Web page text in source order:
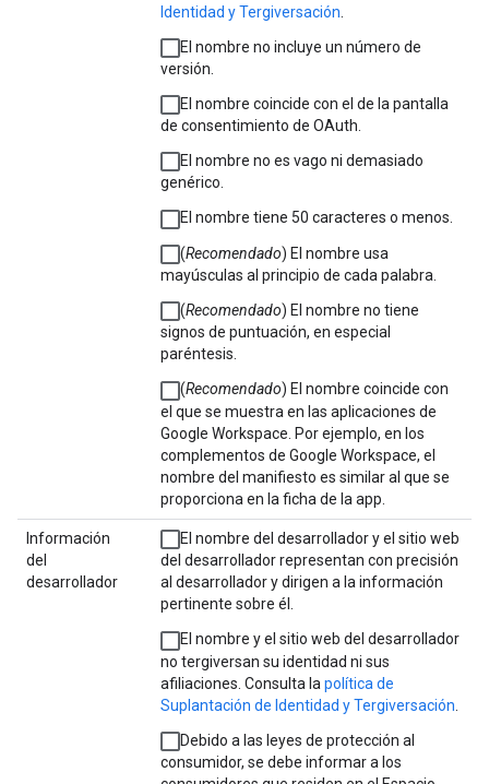
Identidad y Tergiversación
El nombre no incluye un número de
versión.
El nombre coincide con el de la pantalla
de consentimiento de OAuth.
El nombre no es vago ni demasiado
genérico.
El nombre tiene 50 caracteres o menos.
(Recomendado) El nombre usa
mayúsculas al principio de cada palabra.
(Recomendado) El nombre no tiene
signos de puntuación, en especial
paréntesis.
(Recomendado) El nombre coincide con
el que se muestra en las aplicaciones de
Google Workspace. Por ejemplo, en los
complementos de Google Workspace, el
nombre del manifiesto es similar al que se
proporciona en la ficha de la app.
Información
del
desarrollador
El nombre del desarrollador y el sitio web
del desarrollador representan con precisión
al desarrollador y dirigen a la información
pertinente sobre él.
El nombre y el sitio web del desarrollador
no tergiversan su identidad ni sus
afiliaciones. Consulta la política de
Suplantación de Identidad y Tergiversación
Debido a las leyes de protección al
consumidor, se debe informar a los